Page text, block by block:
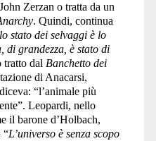
Zerzan o tratta da un
. Quindi, continua
stato dei selvaggi è lo
di grandezza, è stato di
tratto dal Banchetto dei
di Anacarsi,
“l’animale più
Leopardi, nello
il barone d’Holbach,
“L’universo è senza scopo